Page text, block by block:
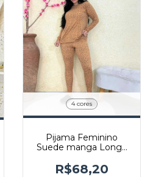
4 cores
Pijama Feminino
Suede manga Longa
R$68,20